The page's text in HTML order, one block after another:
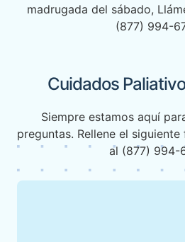
madrugada del sábado,
(877) 994-
Cuidados
Siempre estamos aquí
preguntas. Rellene el
al (877) 994-